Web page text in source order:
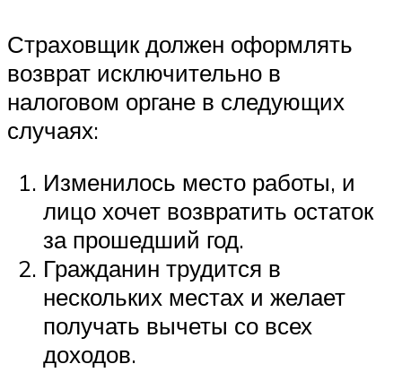
Страховщик должен оформлять
возврат исключительно в
налоговом органе в следующих
случаях:
Изменилось место работы, и
лицо хочет возвратить остаток
за прошедший год.
Гражданин трудится в
нескольких местах и желает
получать вычеты со всех
доходов.